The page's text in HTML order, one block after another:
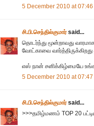
5 December 2010 at 07:46
சி.பி.செந்தில்குமார்said...
தொடர்ந்து மூன்றாவது
வோட்காவை
எஸ் நான் சனிக்கிழ்மையே
5 December 2010 at 07:47
சி.பி.செந்தில்குமார்said...
>>>தமிழ்மணம் TOP 20